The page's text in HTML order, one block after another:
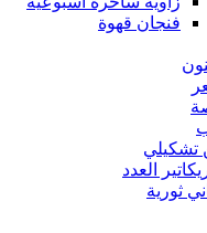
فنجان قهوة
تشكيلي
العدد
ثورية